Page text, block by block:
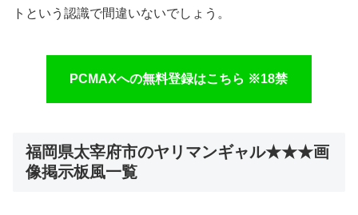
トという認識で間違いないでしょう。
PCMAXへの無料登録はこちら ※18禁
福岡県太宰府市のヤリマンギャル★★★画
像掲示板風一覧